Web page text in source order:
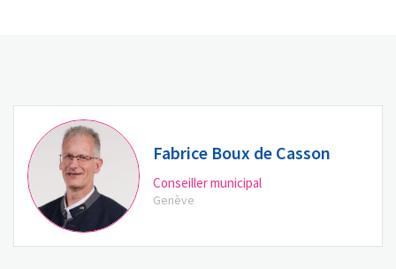
Fabrice Boux de Casson
Conseiller municipal
Genève